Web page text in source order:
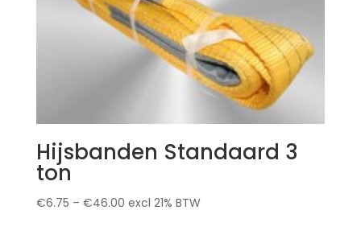
Hijsbanden Standaard 3
ton
€6.75 – €46.00 excl 21% BTW